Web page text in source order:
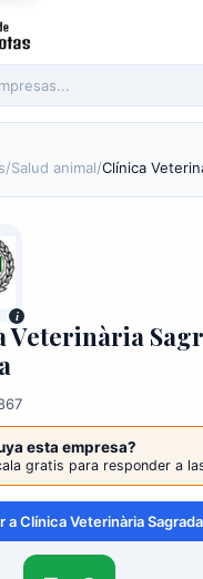
/Salud animal/Clínica
i
Veterinària
esta empresa?
gratis para responder a
a Clínica Veterinària